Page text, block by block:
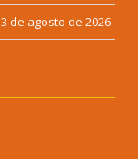
3 de agosto de 2026